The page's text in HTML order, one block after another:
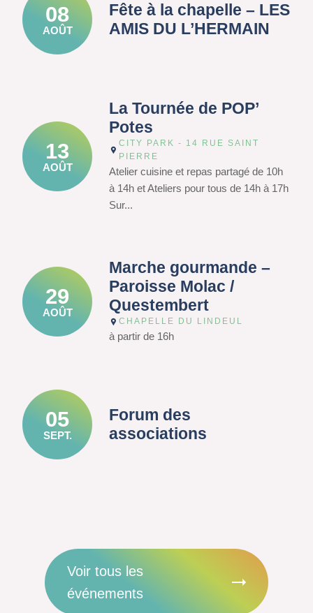
08
AOÛT
Fête à la chapelle – LES
AMIS DU L’HERMAIN
13
AOÛT
La Tournée de POP’
Potes
CITY PARK - 14 RUE SAINT
PIERRE
Atelier cuisine et repas partagé de 10h
à 14h et Ateliers pour tous de 14h à 17h
Sur...
29
AOÛT
Marche gourmande –
Paroisse Molac /
Questembert
CHAPELLE DU LINDEUL
à partir de 16h
05
SEPT.
Forum des
associations
Voir tous les
événements